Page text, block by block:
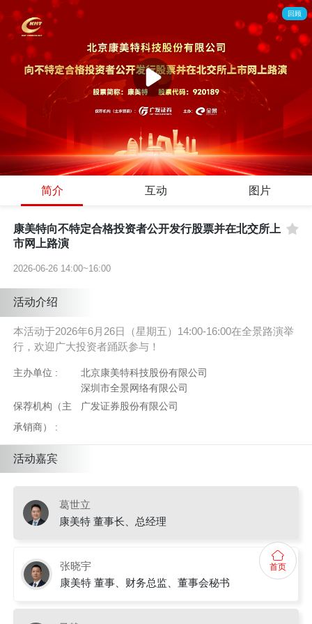
回顾
简介 互动 图片
康美特向不特定合格投资者公开发行股票并在北交所上
市网上路演
2026-06-26 14:00~16:00
活动介绍
本活动于2026年6月26日（星期五）14:00-16:00在全景路演举
行，欢迎广大投资者踊跃参与！
主办单位 :
北京康美特科技股份有限公司
深圳市全景网络有限公司
保荐机构（主
承销商） :
广发证券股份有限公司
活动嘉宾
葛世立
康美特 董事长、总经理
张晓宇
康美特 董事、财务总监、董事会秘书
首页